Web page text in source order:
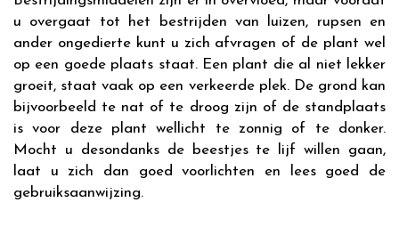
u overgaat tot het bestrijden van luizen, rupsen en
ander ongedierte kunt u zich afvragen of de plant wel
op een goede plaats staat. Een plant die al niet lekker
groeit, staat vaak op een verkeerde plek. De grond kan
bijvoorbeeld te nat of te droog zijn of de standplaats
is voor deze plant wellicht te zonnig of te donker.
Mocht u desondanks de beestjes te lijf willen gaan,
laat u zich dan goed voorlichten en lees goed de
gebruiksaanwijzing.